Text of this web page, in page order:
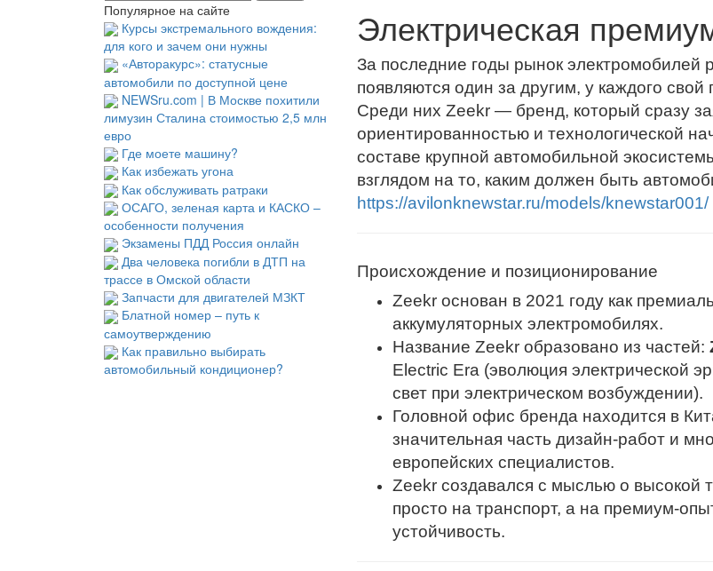
Электрическая
За последние годы рынок электромобилей
появляются один за другим, у каждого
Среди них Zeekr — бренд, который сразу
ориентированностью и технологической
составе крупной автомобильной
взглядом на то, каким должен быть
https://avilonknewstar.ru/models/knewstar001/
Происхождение и позиционирование
Zeekr основан в 2021 году как
аккумуляторных электромобилях.
Название Zeekr образовано из частей:
Electric Era (эволюция электрической
свет при электрическом возбуждении).
Головной офис бренда находится в
значительная часть дизайн-работ и
европейских специалистов.
Zeekr создавался с мыслью о высокой
просто на транспорт, а на премиум-
устойчивость.
Популярное на сайте
Курсы экстремального вождения:
для кого и зачем они нужны
«Авторакурс»: статусные
автомобили по доступной цене
NEWSru.com | В Москве похитили
лимузин Сталина стоимостью 2,5 млн
евро
Где моете машину?
Как избежать угона
Как обслуживать ратраки
ОСАГО, зеленая карта и КАСКО –
особенности получения
Экзамены ПДД Россия онлайн
Два человека погибли в ДТП на
трассе в Омской области
Запчасти для двигателей МЗКТ
Блатной номер – путь к
самоутверждению
Как правильно выбирать
автомобильный кондиционер?